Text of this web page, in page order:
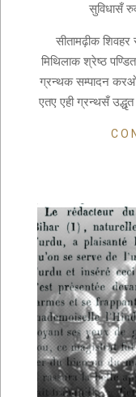
सुविधासँ
सीतामढ़ीक
मिथिलाक श्रेष्ठ
ग्रन्थक सम्पादन
एतए एही ग्रन्थसँ